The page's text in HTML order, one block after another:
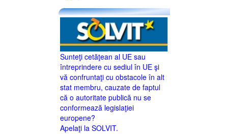
Sunteţi cetăţean al UE sau
întreprindere cu sediul în UE şi
vă confruntaţi cu obstacole în alt
stat membru, cauzate de faptul
că o autoritate publică nu se
conformează legislaţiei
europene?
Apelaţi la SOLVIT.